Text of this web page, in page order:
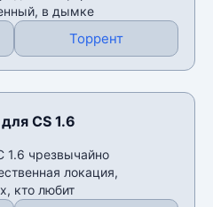
в дымке
Торрент
CS 1.6
1.6 чрезвычайно
локация,
кто любит